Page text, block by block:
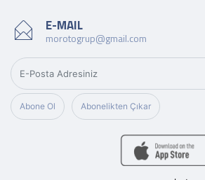
E-MAIL
morotogrup@gmail.com
Abone Ol Abonelikten Çıkar